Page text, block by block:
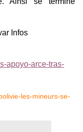
Infos
apoyo-arce-tras-
les-mineurs-se-